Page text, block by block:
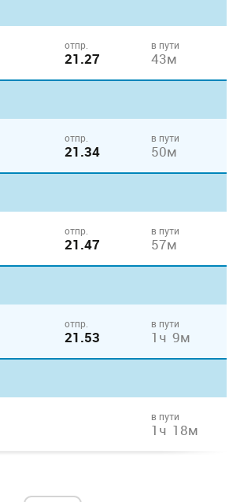
отпр.
21.27
в пути
43м
отпр.
21.34
в пути
50м
отпр.
21.47
в пути
57м
отпр.
21.53
в пути
1ч 9м
в пути
1ч 18м